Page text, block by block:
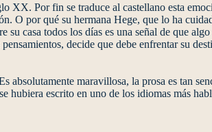
XX. Por fin se traduce al castellano esta
por qué su hermana Hege, que lo ha
casa todos los días es una señal de que
decide que debe enfrentar su
absolutamente maravillosa, la prosa es tan
hubiera escrito en uno de los idiomas más